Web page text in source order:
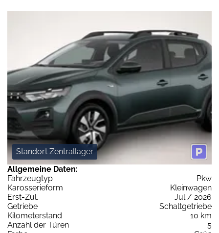
Standort Zentrallager
Allgemeine Daten:
Fahrzeugtyp
Pkw
Karosserieform
Kleinwagen
Erst-Zul.
Jul / 2026
Getriebe
Schaltgetriebe
Kilometerstand
10 km
Anzahl der Türen
5